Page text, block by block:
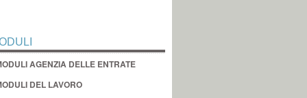
AGENZIA DELLE ENTRATE
DEL LAVORO